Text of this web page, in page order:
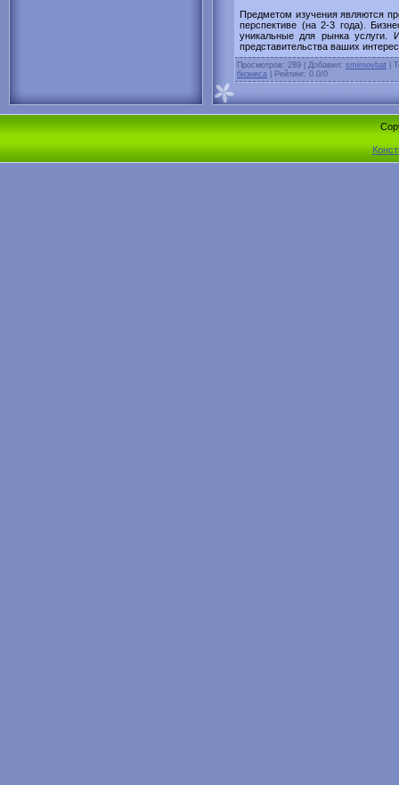
Предметом изучения являются
перспективе (на 2-3 года).
уникальные для рынка
представительства ваших
Просмотров: 289 | Добавил: smirnovbat
бизнеса
Рейтинг: 0.0/0